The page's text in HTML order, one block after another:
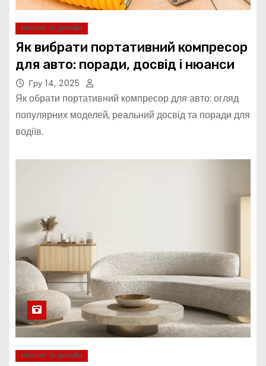
РЕМОНТ ТА ДИЗАЙН
Як вибрати портативний компресор
для авто: поради, досвід і нюанси
Гру 14, 2025
Як обрати портативний компресор для авто: огляд
популярних моделей, реальний досвід та поради для
водіїв.
РЕМОНТ ТА ДИЗАЙН